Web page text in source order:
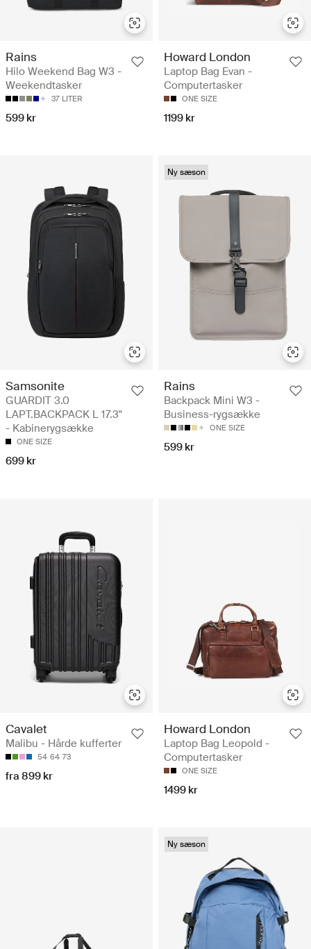
Rains
Hilo Weekend Bag W3 -
Weekendtasker
37 LITER
599 kr
Howard London
Laptop Bag Evan -
Computertasker
ONE SIZE
1199 kr
Samsonite
GUARDIT 3.0
LAPT.BACKPACK L 17.3"
- Kabinerygsække
ONE SIZE
699 kr
Ny sæson
Rains
Backpack Mini W3 -
Business-rygsække
ONE SIZE
599 kr
Cavalet
Malibu - Hårde kufferter
54 64 73
fra 899 kr
Howard London
Laptop Bag Leopold -
Computertasker
ONE SIZE
1499 kr
Ny sæson